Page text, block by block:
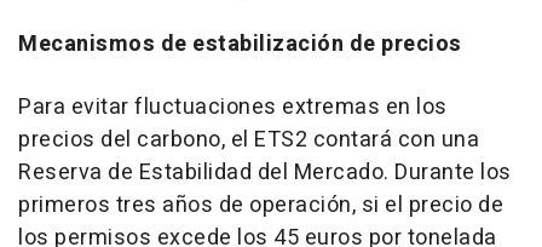
Mecanismos de estabilización de precios
Para evitar fluctuaciones extremas en los
precios del carbono, el ETS2 contará con una
Reserva de Estabilidad del Mercado. Durante los
primeros tres años de operación, si el precio de
los permisos excede los 45 euros por tonelada